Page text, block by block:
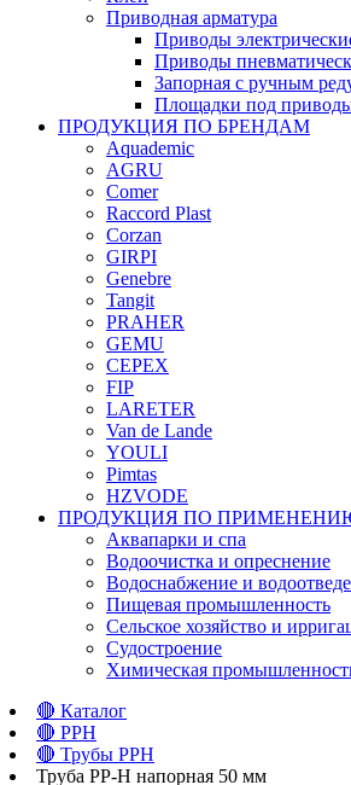
Приводная арматура
Приводы
Приводы
Запорная с ручным
Площадки под
ПРОДУКЦИЯ ПО БРЕНДАМ
Aquademic
AGRU
Comer
Raccord Plast
Corzan
GIRPI
Genebre
Tangit
PRAHER
GEMU
CEPEX
FIP
LARETER
Van de Lande
YOULI
Pimtas
HZVODE
ПРОДУКЦИЯ ПО
Аквапарки и спа
Водоочистка и опреснение
Водоснабжение и
Пищевая промышленность
Сельское хозяйство и
Судостроение
Химическая
🔴 Каталог
🔴 PPH
🔴 Трубы PPH
Труба PP-H напорная 50 мм